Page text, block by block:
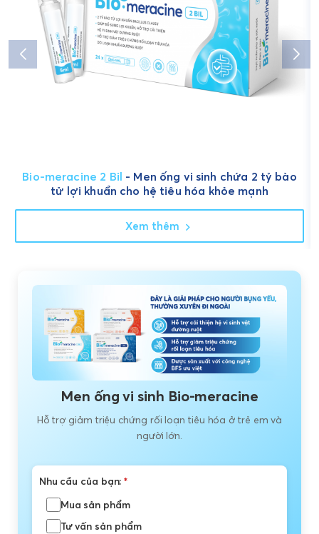
Bio-meracine 2 Bil - Men ống vi sinh chứa 2 tỷ bào
tử lợi khuẩn cho hệ tiêu hóa khỏe mạnh
Xem thêm
Men ống vi sinh Bio-meracine
Hỗ trợ giảm triệu chứng rối loạn tiêu hóa ở trẻ em và
người lớn.
Nhu cầu của bạn:*
Mua sản phẩm
Tư vấn sản phẩm